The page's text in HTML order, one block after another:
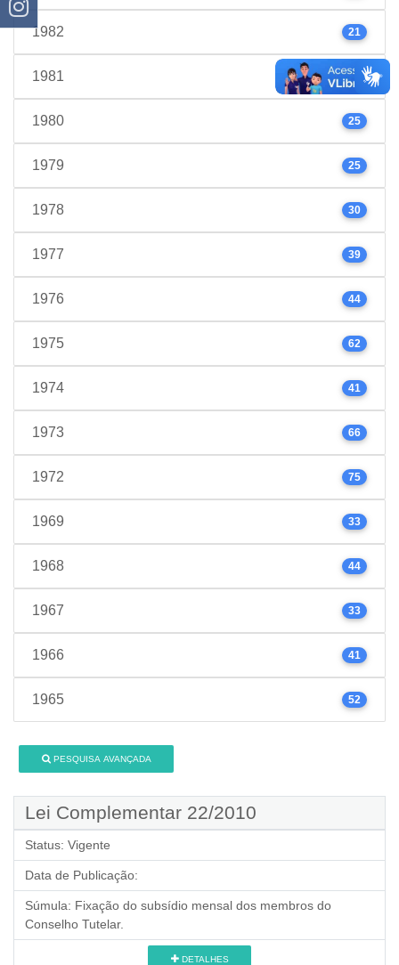
1982 21
1981 24
1980 25
1979 25
1978 30
1977 39
1976 44
1975 62
1974 41
1973 66
1972 75
1969 33
1968 44
1967 33
1966 41
1965 52
PESQUISA AVANÇADA
Lei Complementar 22/2010
Status: Vigente
Data de Publicação:
Súmula: Fixação do subsídio mensal dos membros do
Conselho Tutelar.
DETALHES